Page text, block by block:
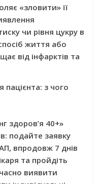
«зловити» її
чи рівня цукру в
життя або
від інфарктів та
пацієнта: з чого
здоров’я 40+»
подайте заявку
впродовж 7 днів
та пройдіть
виявити